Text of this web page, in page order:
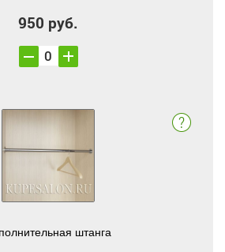
950 руб.
штанга